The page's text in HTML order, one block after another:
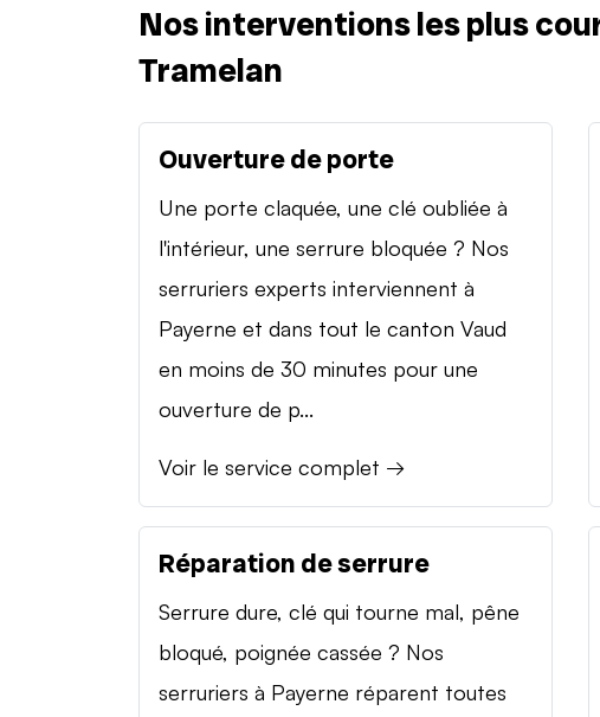
Nos interventions les plus
Tramelan
Ouverture de porte
Une porte claquée, une clé oubliée à
l'intérieur, une serrure bloquée ? Nos
serruriers experts interviennent à
Payerne et dans tout le canton Vaud
en moins de 30 minutes pour une
ouverture de p...
Voir le service complet →
Réparation de serrure
Serrure dure, clé qui tourne mal, pêne
bloqué, poignée cassée ? Nos
serruriers à Payerne réparent toutes